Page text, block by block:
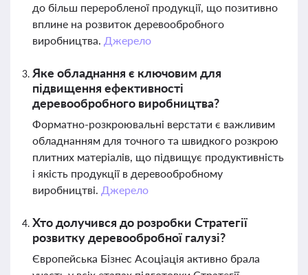
до більш переробленої продукції, що позитивно
вплине на розвиток деревообробного
виробництва. Джерело
Яке обладнання є ключовим для
підвищення ефективності
деревообробного виробництва?
Форматно-розкроювальні верстати є важливим
обладнанням для точного та швидкого розкрою
плитних матеріалів, що підвищує продуктивність
і якість продукції в деревообробному
виробництві. Джерело
Хто долучився до розробки Стратегії
розвитку деревообробної галузі?
Європейська Бізнес Асоціація активно брала